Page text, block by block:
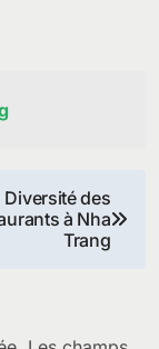
Diversité des
à Nha
Trang